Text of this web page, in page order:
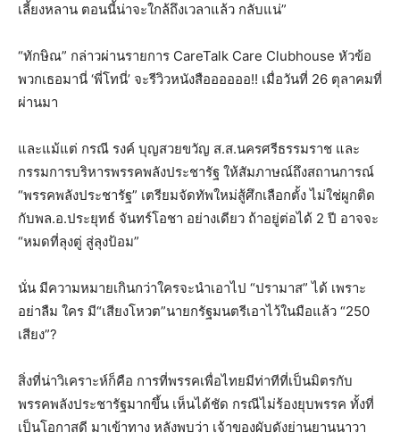
เลี้ยงหลาน ตอนนี้น่าจะใกล้ถึงเวลาแล้ว กลับแน่”
“ทักษิณ” กล่าวผ่านรายการ CareTalk Care Clubhouse หัวข้อ
พวกเธอมานี่ ‘พี่โทนี่’ จะรีวิวหนังสืออออออ!! เมื่อวันที่ 26 ตุลาคมที่
ผ่านมา
และแม้แต่ กรณี รงค์ บุญสวยขวัญ ส.ส.นครศรีธรรมราช และ
กรรมการบริหารพรรคพลังประชารัฐ ให้สัมภาษณ์ถึงสถานการณ์
“พรรคพลังประชารัฐ” เตรียมจัดทัพใหม่สู้ศึกเลือกตั้ง ไม่ใช่ผูกติด
กับพล.อ.ประยุทธ์ จันทร์โอชา อย่างเดียว ถ้าอยู่ต่อได้ 2 ปี อาจจะ
“หมดที่ลุงตู่ สู่ลุงป้อม”
นั่น มีความหมายเกินกว่าใครจะนำเอาไป “ปรามาส” ได้ เพราะ
อย่าลืม ใคร มี“เสียงโหวต”นายกรัฐมนตรีเอาไว้ในมือแล้ว “250
เสียง”?
สิ่งที่น่าวิเคราะห์ก็คือ การที่พรรคเพื่อไทยมีท่าทีที่เป็นมิตรกับ
พรรคพลังประชารัฐมากขึ้น เห็นได้ชัด กรณีไม่ร้องยุบพรรค ทั้งที่
เป็นโอกาสดี มาเข้าทาง หลังพบว่า เจ้าของผับดังย่านยานนาวา